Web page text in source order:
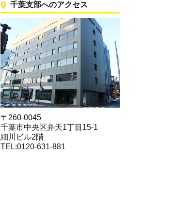
千葉支部へのアクセス
〒260-0045
千葉市中央区弁天1丁目15-1
細川ビル2階
TEL:0120-631-881